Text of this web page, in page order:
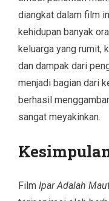
diangkat dalam film
kehidupan banyak
keluarga yang rumit,
dan dampak dari
menjadi bagian dari
berhasil
sangat meyakinkan.
Film Ipar Adalah